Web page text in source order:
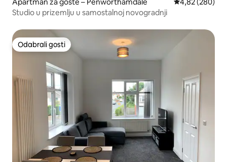
Studio u prizemlju u samostalnoj novogradnji
Odabrali gosti
Odabrali gosti